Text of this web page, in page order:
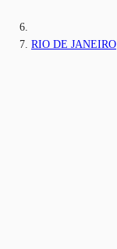
RIO DE JANEIRO